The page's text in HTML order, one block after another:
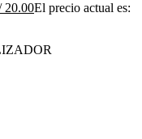
20.00El precio actual es: